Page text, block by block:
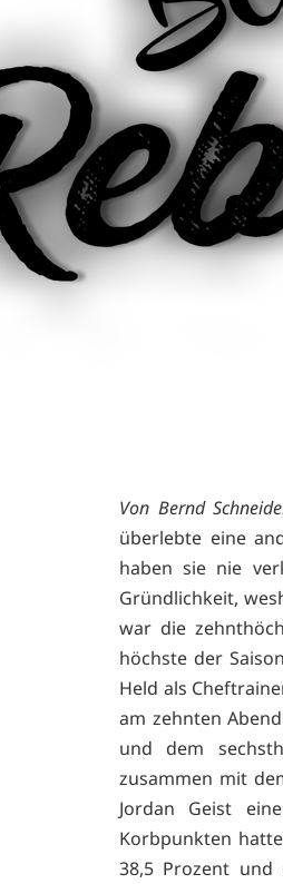
Von Bernd
überlebte eine
haben sie nie
Gründlichkeit,
war die
höchste der
Held als
am zehnten
und dem
zusammen mit
Jordan Geist
Korbpunkten
38,5 Prozent und